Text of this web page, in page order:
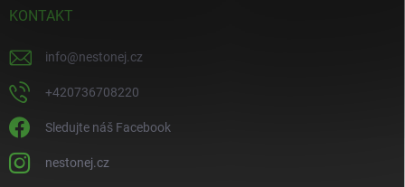
KONTAKT
info@nestonej.cz
+420736708220
Sledujte náš Facebook
nestonej.cz